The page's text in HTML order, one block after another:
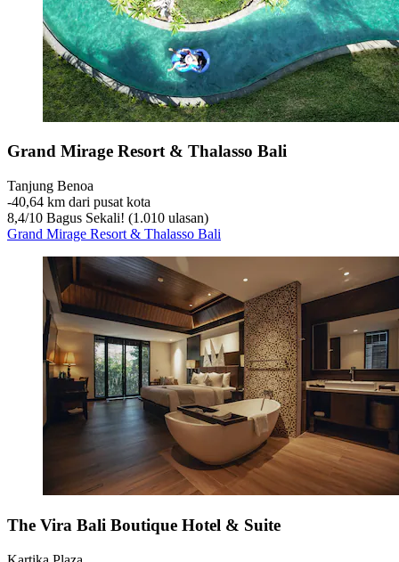
Grand Mirage Resort & Thalasso Bali
Tanjung Benoa
‐40,64 km dari pusat kota
8,4/10 Bagus Sekali! (1.010 ulasan)
Grand Mirage Resort & Thalasso Bali
The Vira Bali Boutique Hotel & Suite